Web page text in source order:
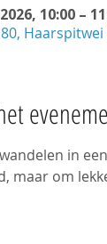
10:00 –
in
maar om